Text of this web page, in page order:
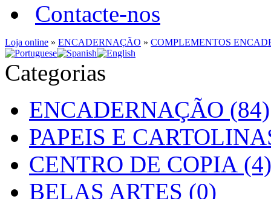
Contacte-nos
Loja online » ENCADERNAÇÃO » COMPLEMENTOS
Categorias
ENCADERNAÇÃO (84)
PAPEIS E
CENTRO DE COPIA (4)
BELAS ARTES (0)